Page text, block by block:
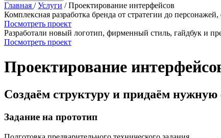
Главная /Услуги / Проектирование интерфейсов
Комплексная разработка бренда от стратегии до
Посмотреть проект
Разработали новый логотип, фирменный стиль, гайдбук и
Посмотреть проект
Проектирование
Создаём структуру и придаём
Задание на прототип